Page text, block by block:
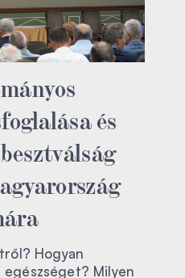
és
Hogyan
Milyen